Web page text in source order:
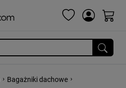
› Bagażniki dachowe ›